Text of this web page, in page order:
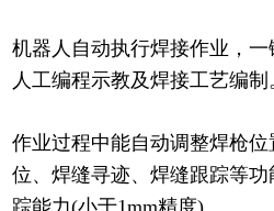
机器人自动执行焊接作业，
人工编程示教及焊接工艺编制
作业过程中能自动调整焊枪
位、焊缝寻迹、焊缝跟踪等